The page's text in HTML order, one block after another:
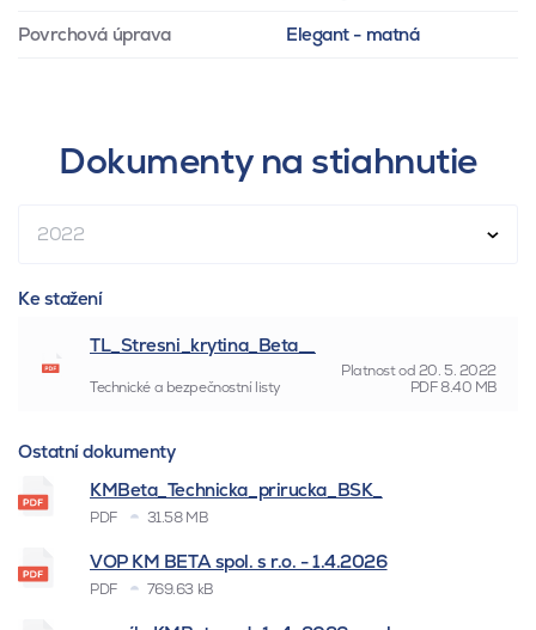
Povrchová úprava Elegant - matná
Dokumenty na stiahnutie
2022
Ke stažení
TL_Stresni_krytina_Beta__
Platnost od20. 5. 2022
Technické a bezpečnostní listy
PDF8.40 MB
Ostatní dokumenty
KMBeta_Technicka_prirucka_BSK_
PDF 31.58 MB
VOP KM BETA spol. s r.o. - 1.4.2026
PDF 769.63 kB